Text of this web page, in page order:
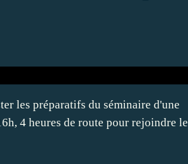
les préparatifs du séminaire d'une
4 heures de route pour rejoindre le